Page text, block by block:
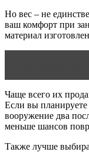
Но вес – не
ваш комфорт при
материал
Чаще всего их
Если вы планируете
вооружение два
меньше шансов
Также лучше